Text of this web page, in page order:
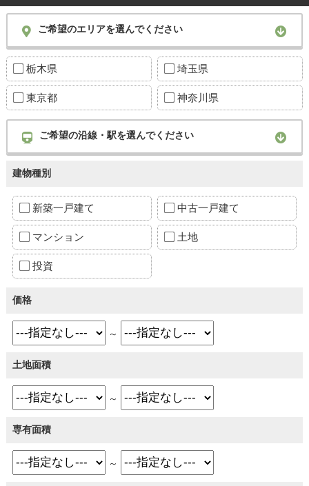
ご希望のエリアを選んでください
栃木県 埼玉県
東京都 神奈川県
ご希望の沿線・駅を選んでください
建物種別
新築一戸建て 中古一戸建て
マンション 土地
投資
価格
～
土地面積
～
専有面積
～